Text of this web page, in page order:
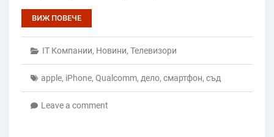
ВИЖ ПОВЕЧЕ
IT Компании, Новини, Телевизори
apple, iPhone, Qualcomm, дело, смартфон, съд
Leave a comment